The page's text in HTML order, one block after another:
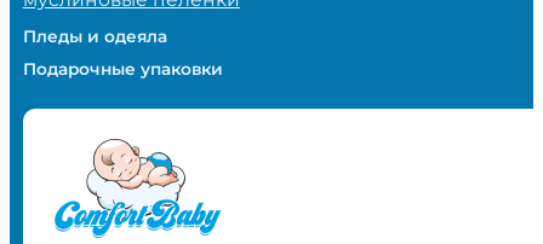
Пледы и одеяла
Подарочные упаковки